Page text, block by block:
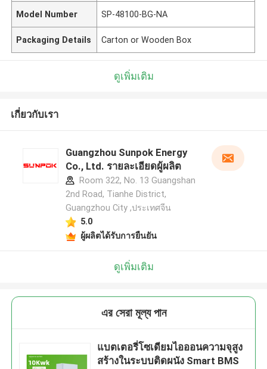
เราจะโทรกลับหาคุณเร็ว ๆ นี้!
Model Number SP-48100-BG-NA
Packaging Details Carton or Wooden Box
ดูเพิ่มเติม
เกี่ยวกับเรา
Guangzhou Sunpok Energy
Co., Ltd. รายละเอียดผู้ผลิต
Room 322, No. 13 Guangshan
2nd Road, Tianhe District,
Guangzhou City ,ประเทศจีน
5.0
ผู้ผลิตได้รับการยืนยัน
ดูเพิ่มเติม
এর সেরা মূল্য পান
แบตเตอรี่โซเดียมไอออนความจุสูง
สร้างในระบบติดผนัง Smart BMS